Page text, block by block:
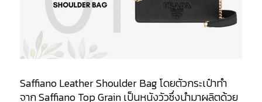
Saffiano Leather Shoulder Bagโดยตัวกระเป๋าทำ
จาก Saffiano Top Grain เป็นหนังวัวซึ่งนำมาผลิตด้วย